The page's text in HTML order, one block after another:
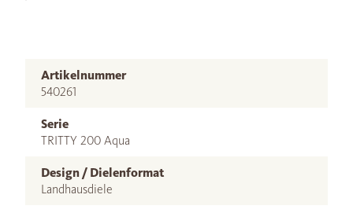
Artikelnummer
540261
Serie
TRITTY 200 Aqua
Design / Dielenformat
Landhausdiele